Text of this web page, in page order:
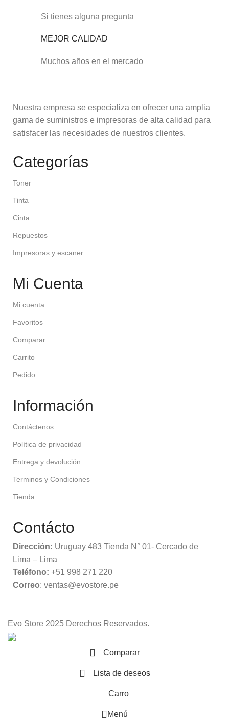
Si tienes alguna pregunta
MEJOR CALIDAD
Muchos años en el mercado
Nuestra empresa se especializa en ofrecer una amplia
gama de suministros e impresoras de alta calidad para
satisfacer las necesidades de nuestros clientes.
Categorías
Toner
Tinta
Cinta
Repuestos
Impresoras y escaner
Mi Cuenta
Mi cuenta
Favoritos
Comparar
Carrito
Pedido
Información
Contáctenos
Política de privacidad
Entrega y devolución
Terminos y Condiciones
Tienda
Contácto
Dirección: Uruguay 483 Tienda N° 01- Cercado de
Lima – Lima
Teléfono: +51 998 271 220
Correo: ventas@evostore.pe
Evo Store 2025 Derechos Reservados.
Comparar
Lista de deseos
Carro
Menú